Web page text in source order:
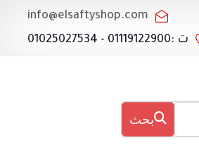
info@elsaftyshop.com
ت :01119122900 - 01025027534
بحث